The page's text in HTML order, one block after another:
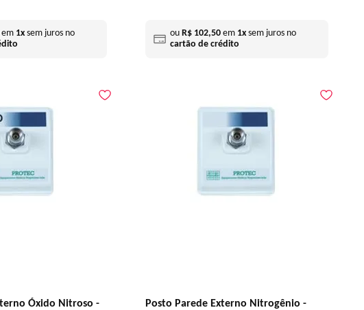
1xsem juros no
ou R$ 102,50em 1xsem juros no
cartão de crédito
Óxido Nitroso -
Posto Parede Externo Nitrogênio -